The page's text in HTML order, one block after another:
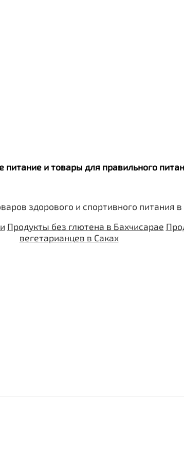
питание и товары для правильного
здорового и спортивного питания
Продукты без глютена в Бахчисарае
вегетарианцев в Саках